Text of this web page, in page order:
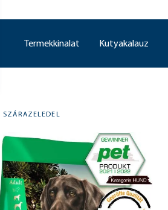
Termekkinalat Kutyakalauz
SZÁRAZELEDEL